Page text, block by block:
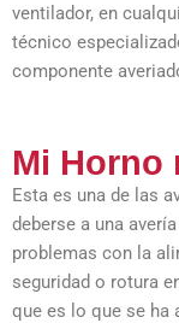
ventilador, en
técnico
componente
Mi Horno
Esta es una de las
deberse a una
problemas con la
seguridad o rotura
que es lo que se ha